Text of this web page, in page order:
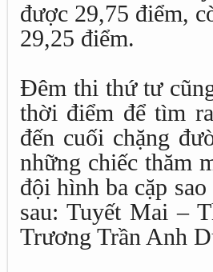
được 29,75 điểm,
29,25 điểm.
Đêm thi thứ tư
thời điểm để tìm
đến cuối chặng
những chiếc thăm
đội hình ba cặp
sau: Tuyết Mai –
Trương Trần Anh